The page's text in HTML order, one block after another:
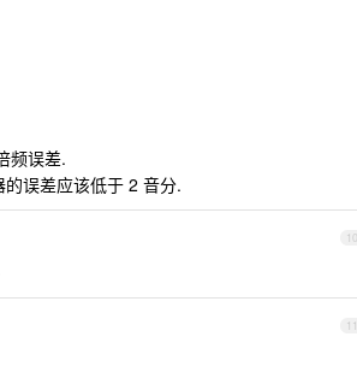
频误差.
误差应该低于 2 音分.
10
11